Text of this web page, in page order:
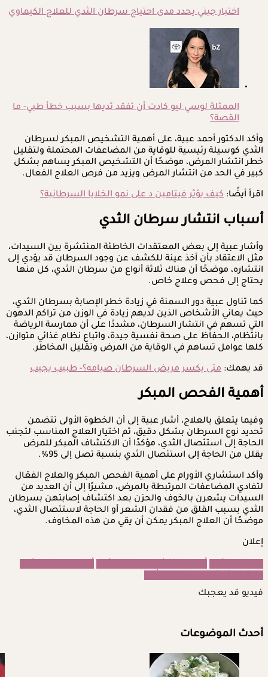
اختبار جيني يحدد مدى احتياج سرطان الثدي للعلاج الكيماوي
الممثلة لوسي ليو كادت أن تفقد ثديها بسبب خطأ طبي- ما
القصة؟
وأكد الدكتور أحمد عبية، على أهمية التشخيص المبكر لسرطان
الثدي كوسيلة رئيسية للوقاية من المضاعفات المحتملة ولتقليل
خطر انتشار المرض، موضحًا أن التشخيص المبكر يساهم بشكل
كبير في الحد من انتشار المرض ويزيد من فرص العلاج الفعال.
اقرأ أيضًا: كيف يؤثر فيتامين د على نمو الخلايا السرطانية؟
أسباب انتشار سرطان الثدي
وأشار عبية إلى بعض المعتقدات الخاطئة المنتشرة بين السيدات،
مثل الاعتقاد بأن أخذ عينة للكشف عن وجود السرطان قد يؤدي إلى
انتشاره، موضحًا أن هناك ثلاثة أنواع من سرطان الثدي، كل منها
يحتاج إلى فحص وعلاج خاص.
كما تناول عبية دور السمنة في زيادة خطر الإصابة بسرطان الثدي،
حيث يعاني الأشخاص الذين لديهم زيادة في الوزن من تراكم الدهون
التي تسهم في انتشار السرطان، مشددًا على أن ممارسة الرياضة
بانتظام، الحفاظ على صحة نفسية جيدة، واتباع نظام غذائي متوازن،
كلها عوامل تساهم في الوقاية من المرض وتقليل المخاطر.
قد يهمك: متى يكسر مريض السرطان صيامه؟- طبيب يجيب
أهمية الفحص المبكر
وفيما يتعلق بالعلاج، أشار عبية إلى أن الخطوة الأولى تتضمن
تحديد نوع السرطان بشكل دقيق، ثم اختيار العلاج المناسب لتجنب
الحاجة إلى استئصال الثدي، مؤكدًا أن الاكتشاف المبكر للمرض
يقلل من الحاجة إلى استئصال الثدي بنسبة تصل إلى 95%.
وأكد استشاري الأورام على أهمية الفحص المبكر والعلاج الفعّال
لتفادي المضاعفات المرتبطة بالمرض، مشيرًا إلى أن العديد من
السيدات يشعرن بالخوف والحزن بعد اكتشاف إصابتهن بسرطان
الثدي بسبب القلق من فقدان الشعر أو الحاجة لاستئصال الثدي،
موضحًا أن العلاج المبكر يمكن أن يقي من هذه المخاوف.
إعلان
فيديو قد يعجبك
أحدث الموضوعات